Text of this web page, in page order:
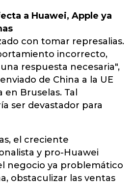
a Huawei, Apple ya
con tomar represalias.
incorrecto,
respuesta necesaria",
de China a la UE
Bruselas. Tal
ser devastador para
el creciente
y pro-Huawei
negocio ya problemático
obstaculizar las ventas